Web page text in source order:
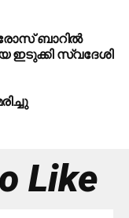
ബാറില്‍
ഇടുക്കി സ്വദേശി
Like